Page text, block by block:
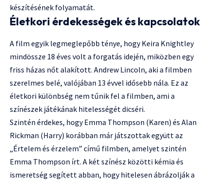
készítésének folyamatát.
Életkori érdekességek és kapcsolatok
A film egyik legmeglepőbb ténye, hogy Keira Knightley
mindössze 18 éves volt a forgatás idején, miközben egy
friss házas nőt alakított. Andrew Lincoln, aki a filmben
szerelmes belé, valójában 13 évvel idősebb nála. Ez az
életkori különbség nem tűnik fel a filmben, ami a
színészek játékának hitelességét dicséri.
Szintén érdekes, hogy Emma Thompson (Karen) és Alan
Rickman (Harry) korábban már játszottak együtt az
„Értelem és érzelem” című filmben, amelyet szintén
Emma Thompson írt. A két színész közötti kémia és
ismeretség segített abban, hogy hitelesen ábrázolják a